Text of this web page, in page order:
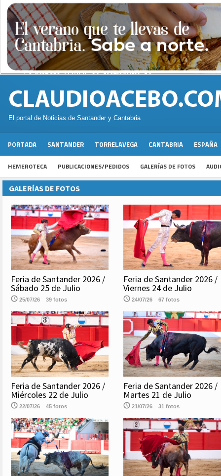
El portal de Noticias de Santander y Cantabria
PORTADA SANTANDER TORRELAVEGA CANTABRIA ESPAÑA
HEMEROTECA PUBLICACIONES/PEDIDOS GALERÍAS DE FOTOS
GALERÍAS DE FOTOS
Feria de Santander 2026 /
Sábado 25 de Julio
25/07/26 39 fotos
Feria de Santander 2026 /
Viernes 24 de Julio
24/07/26 67 fotos
Feria de Santander 2026 /
Miércoles 22 de Julio
22/07/26 45 fotos
Feria de Santander 2026 /
Martes 21 de Julio
21/07/26 31 fotos